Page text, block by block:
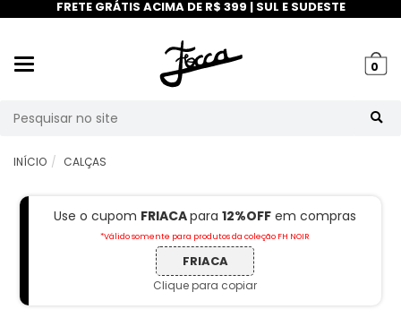
FRETE GRÁTIS ACIMA DE R$ 399 | SUL E SUDESTE
0
INÍCIO CALÇAS
Use o cupom FRIACApara 12%OFF em compras
*Válido somente para produtos da coleção FH NOIR
FRIACA
Clique para copiar